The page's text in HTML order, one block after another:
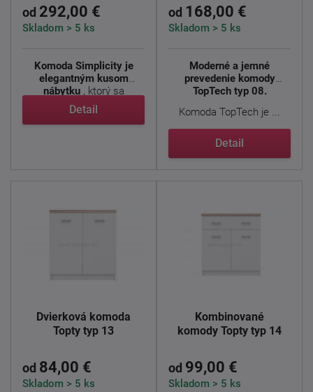
od 292,00 €
Skladom > 5 ks
Komoda Simplicity je
elegantným kusom
nábytku, ktorý sa
vyznačuje ...
Detail
od 168,00 €
Skladom > 5 ks
Moderné a jemné
prevedenie komody
TopTech typ 08.
Komoda TopTech je ...
Detail
Dvierková komoda
Topty typ 13
od 84,00 €
Skladom > 5 ks
Kombinované
komody Topty typ 14
od 99,00 €
Skladom > 5 ks